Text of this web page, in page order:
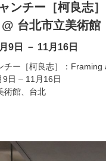
ンチー［柯良志
台北市立美術館
9日 － 11月16日
チー［柯良志］：Framing
9日 – 11月16日
術館、台北